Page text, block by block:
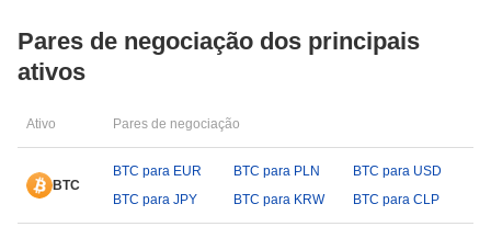
Pares de negociação dos principais
ativos
Ativo Pares de negociação
BTC
BTC para EUR BTC para PLN
BTC para USD
BTC para JPY
BTC para KRW BTC para CLP